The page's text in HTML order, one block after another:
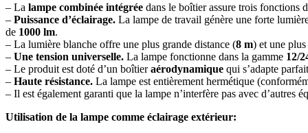
– La lampe combinée intégrée dans le boîtier assure trois fonctions
– Puissance d’éclairage. La lampe de travail génère une forte
de 1000 lm.
– La lumière blanche offre une plus grande distance (8 m) et une
– Une tension universelle. La lampe fonctionne dans la gamme 12/
– Le produit est doté d’un boîtieraérodynamique qui s’adapte
– Haute résistance. La lampe est entièrement hermétique
– Il est également garanti que la lampe n’interfère pas avec
Utilisation de la lampe comme éclairage extérieur: